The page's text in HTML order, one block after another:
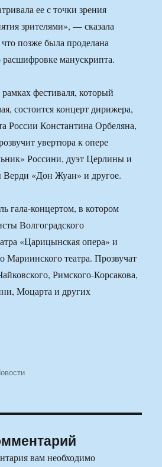
ее с точки зрения
зрителями», — сказала
позже была проделана
расшифровке манускрипта.
фестиваля, который
состоится концерт дирижера,
России Константина Орбеляна,
увертюра к опере
Россини, дуэт Церлины и
«Дон Жуан» и другое.
гала-концертом, в котором
Волгоградского
«Царицынская опера» и
Мариинского театра. Прозвучат
Римского-Корсакова,
Моцарта и других
вам необходимо